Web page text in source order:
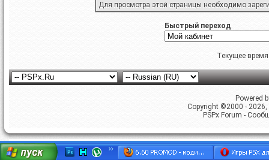
Для просмотра этой страницы необходимо
Быстрый переход
Текущее
Powered
Copyright ©2000 -
PSPx Forum -